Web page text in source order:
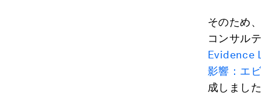
そのため
コンサル
Evidence
影響：エ
成しました